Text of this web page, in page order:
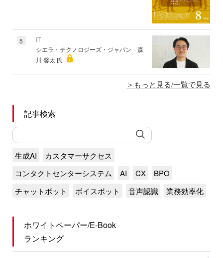
5
IT
シエラ・テクノロジーズ・ジャパン 森
川 馨太 氏
もっと見る/一覧で見る
記事検索
生成AI
カスタマーサクセス
コンタクトセンターシステム
AI CX
BPO
チャットボット
ボイスボット 音声認識 業務効率化
ホワイトペーパー/E-Book
ランキング